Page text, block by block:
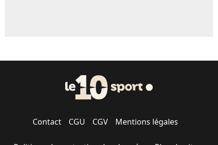
Contact CGU CGV Mentions légales